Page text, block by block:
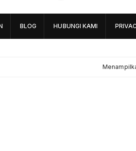
BLOG HUBUNGI KAMI